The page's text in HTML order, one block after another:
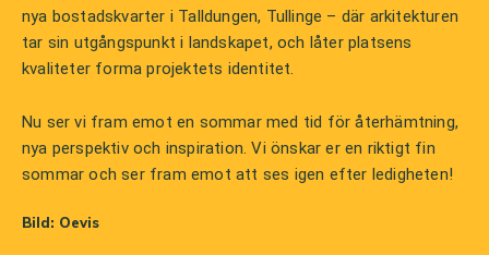
nya bostadskvarter i Talldungen, Tullinge – där arkitekturen
tar sin utgångspunkt i landskapet, och låter platsens
kvaliteter forma projektets identitet.
Nu ser vi fram emot en sommar med tid för återhämtning,
nya perspektiv och inspiration. Vi önskar er en riktigt fin
sommar och ser fram emot att ses igen efter ledigheten!
Bild: Oevis